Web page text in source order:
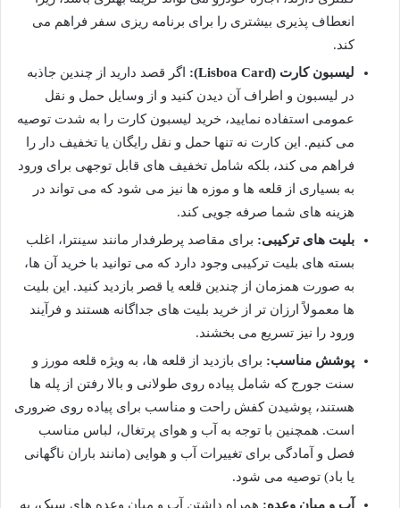
انعطاف پذیری بیشتری را برای برنامه ریزی سفر فراهم می
کند.
لیسبون کارت (Lisboa Card):
اگر قصد دارید از چندین جاذبه
در لیسبون و اطراف آن دیدن کنید و از وسایل حمل و نقل
عمومی استفاده نمایید، خرید لیسبون کارت را به شدت توصیه
می کنیم. این کارت نه تنها حمل و نقل رایگان یا تخفیف دار را
فراهم می کند، بلکه شامل تخفیف های قابل توجهی برای ورود
به بسیاری از قلعه ها و موزه ها نیز می شود که می تواند در
هزینه های شما صرفه جویی کند.
بلیت های ترکیبی: برای مقاصد پرطرفدار مانند سینترا، اغلب
بسته های بلیت ترکیبی وجود دارد که می توانید با خرید آن ها،
به صورت همزمان از چندین قلعه یا قصر بازدید کنید. این بلیت
ها معمولاً ارزان تر از خرید بلیت های جداگانه هستند و فرآیند
ورود را نیز تسریع می بخشند.
پوشش مناسب: برای بازدید از قلعه ها، به ویژه قلعه مورز و
سنت جورج که شامل پیاده روی طولانی و بالا رفتن از پله ها
هستند، پوشیدن کفش راحت و مناسب برای پیاده روی ضروری
است. همچنین با توجه به آب و هوای پرتغال، لباس مناسب
فصل و آمادگی برای تغییرات آب و هوایی (مانند باران ناگهانی
یا باد) توصیه می شود.
آب و میان وعده: همراه داشتن آب و میان وعده های سبک، به